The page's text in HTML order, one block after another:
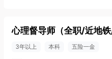
3年以上 本科 五险一金